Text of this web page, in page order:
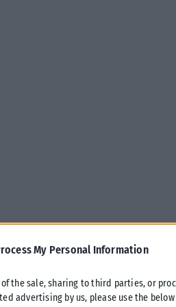
My Personal Information
the sale, sharing to third parties, or
advertising by us, please use the